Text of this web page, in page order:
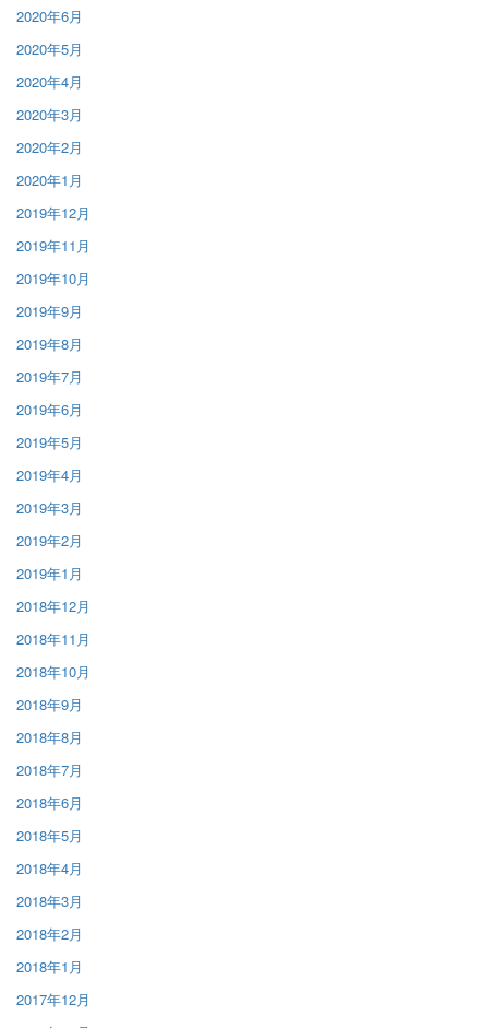
2020年6月
2020年5月
2020年4月
2020年3月
2020年2月
2020年1月
2019年12月
2019年11月
2019年10月
2019年9月
2019年8月
2019年7月
2019年6月
2019年5月
2019年4月
2019年3月
2019年2月
2019年1月
2018年12月
2018年11月
2018年10月
2018年9月
2018年8月
2018年7月
2018年6月
2018年5月
2018年4月
2018年3月
2018年2月
2018年1月
2017年12月